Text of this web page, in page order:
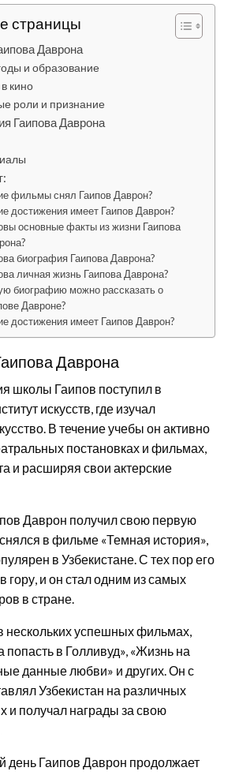
страницы
Даврона
и образование
кино
роли и признание
Гаипова Даврона
фильмы снял Гаипов Даврон?
достижения имеет Гаипов Даврон?
основные факты из жизни Гаипова
биография Гаипова Даврона?
личная жизнь Гаипова Даврона?
биографию можно рассказать о
Давроне?
достижения имеет Гаипов Даврон?
Даврона
школы Гаипов поступил в
искусств, где изучал
В течение учебы он активно
постановках и фильмах,
и расширяя свои актерские
Даврон получил свою первую
в фильме «Темная история»,
в Узбекистане. С тех пор его
гору, и он стал одним из самых
в стране.
нескольких успешных фильмах,
попасть в Голливуд», «Жизнь на
данные любви» и других. Он с
Узбекистан на различных
и получал награды за свою
день Гаипов Даврон продолжает